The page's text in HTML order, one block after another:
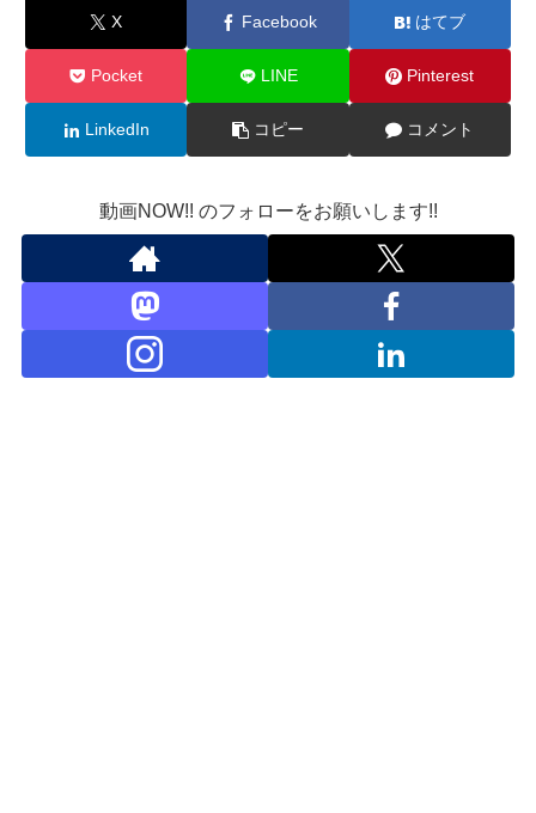
X Facebook はてブ
Pocket LINE Pinterest
LinkedIn コピー コメント
動画NOW!! のフォローをお願いします!!